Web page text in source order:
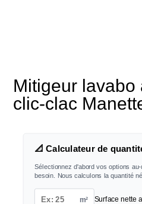
Mitigeur lavabo
clic-clac
📐 Calculateur de
Sélectionnez d'abord vos options
besoin. Nous calculons la quantité
m² Surface nette